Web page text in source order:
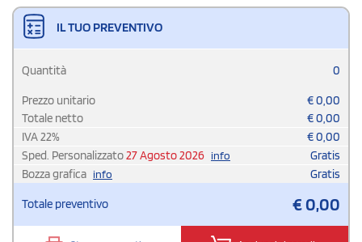
IL TUO PREVENTIVO
Quantità 0
Prezzo unitario €0,00
Totale netto
€0,00
IVA22% €0,00
Sped. Personalizzato27 Agosto 2026 info
Gratis
Bozza grafica info Gratis
Totale preventivo €0,00